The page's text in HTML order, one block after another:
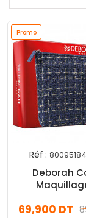
Promo
Réf :
Deborah
69,900 DT